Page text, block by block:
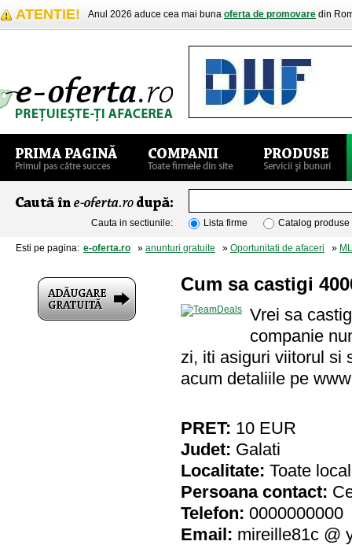
ATENTIE! Anul 2026 aduce cea mai buna oferta de promovare din
Cauta in sectiunile: Lista firme Catalog produse
Esti pe pagina: e-oferta.ro » anunturi gratuite » Oportunitati de afaceri »
Cum sa castigi
Vrei sa
companie
zi, iti asiguri viitorul si
acum detaliile pe
PRET: 10 EUR
Judet: Galati
Localitate: Toate
Persoana contact:
Telefon: 0000000000
Email: mireille81c @